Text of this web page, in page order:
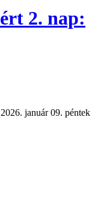
2. nap:
január 09. péntek